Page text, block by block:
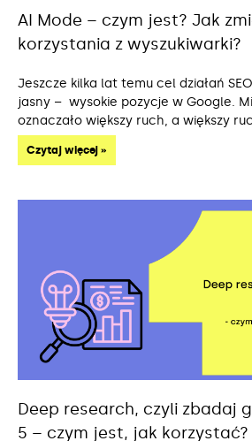
AI Mode – czym jest? Jak
korzystania z wyszukiwarki?
Jeszcze kilka lat temu cel działań
jasny – wysokie pozycje w Google.
oznaczało większy ruch, a większy
Czytaj więcej »
Deep research, czyli zbadaj
5 – czym jest, jak korzystać?